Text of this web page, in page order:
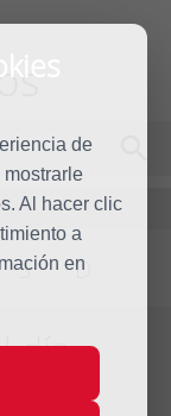
de
Al hacer clic
a
en
S D
día